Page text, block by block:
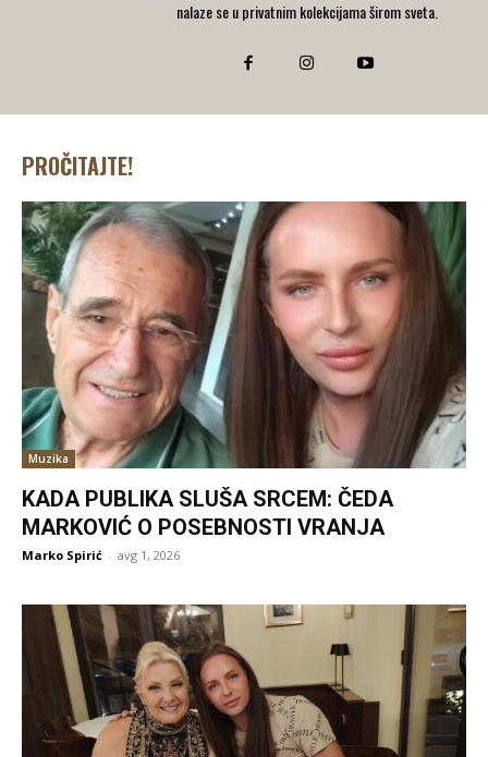
nalaze se u privatnim kolekcijama širom sveta.
PROČITAJTE!
Muzika
KADA PUBLIKA SLUŠA SRCEM: ČEDA
MARKOVIĆ O POSEBNOSTI VRANJA
Marko Spirić - avg 1, 2026